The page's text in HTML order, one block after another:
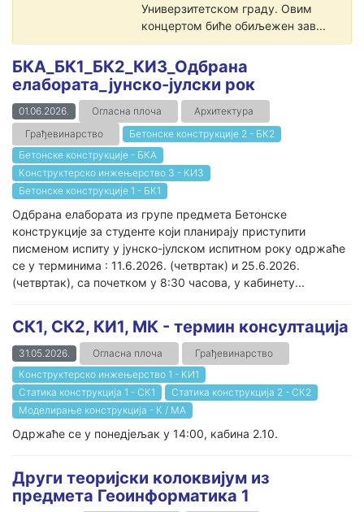
Универзитетском граду. Овим
концертом биће обиљежен зав...
БКА_БК1_БК2_КИ3_Одбрана
елабората_јунско-јулски рок
01.06.2026. Огласна плоча
Архитектура
Грађевинарство
Бетонске конструкције 2 - БК2
Бетонске конструкције - БКА
Конструктерско инжењерство 3 - КИ3
Бетонске конструкције 1 - БК1
Одбрана елабората из групе предмета Бетонске
конструкције за студенте који планирају приступити
писменом испиту у јунско-јулском испитном року одржаће
се у терминима : 11.6.2026. (четвртак) и 25.6.2026.
(четвртак), са почетком у 8:30 часова, у кабинету...
СК1, СК2, КИ1, МК - термин консултација
31.05.2026. Огласна плоча
Грађевинарство
Конструктерско инжењерство 1 - КИ1
Статика конструкција 1 - СК1
Статика конструкција 2 - СК2
Моделирање конструкција - К / МА
Одржаће се у понедјељак у 14:00, кабина 2.10.
Други теоријски колоквијум из
предмета Геоинформатика 1